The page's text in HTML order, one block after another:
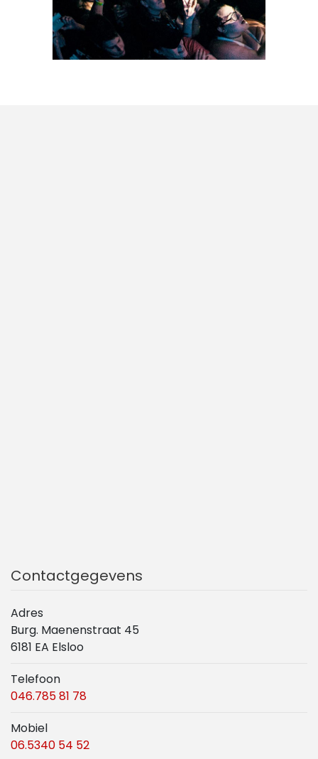
Contactgegevens
Adres
Burg. Maenenstraat 45
6181 EA Elsloo
Telefoon
046.785 81 78
Mobiel
06.5340 54 52